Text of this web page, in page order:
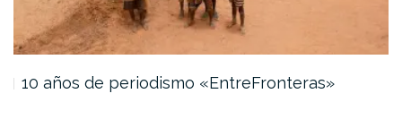
10 años de periodismo «EntreFronteras»